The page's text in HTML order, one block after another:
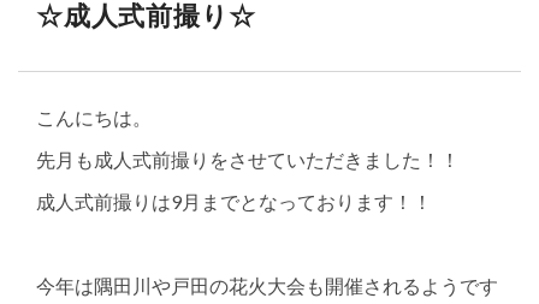
☆成人式前撮り☆
こんにちは。
先月も成人式前撮りをさせていただきました！！
成人式前撮りは9月までとなっております！！
今年は隅田川や戸田の花火大会も開催されるようです